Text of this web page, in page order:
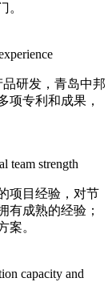
。
研发，青岛中邦
项专利和成果，
team strength
项目经验，对节
有成熟的经验；
案。
capacity and